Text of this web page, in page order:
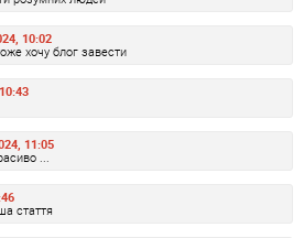
10:02
хочу блог завести
11:05
...
стаття